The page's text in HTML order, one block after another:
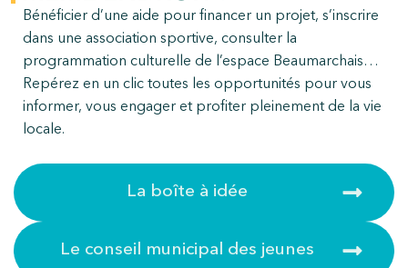
Bénéficier d’une aide pour financer un projet, s’inscrire
dans une association sportive, consulter la
programmation culturelle de l’espace Beaumarchais…
Repérez en un clic toutes les opportunités pour vous
informer, vous engager et profiter pleinement de la vie
locale.
La boîte à idée
Le conseil municipal des jeunes